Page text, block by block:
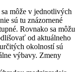
môže v jednotlivých
sú tu znázornené
Rovnako sa môžu
od aktuálneho
okolností sú
výbavy. Zmeny